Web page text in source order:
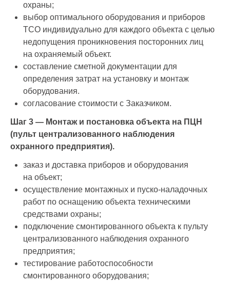
охраны;
выбор оптимального оборудования и приборов
ТСО индивидуально для каждого объекта с целью
недопущения проникновения посторонних лиц
на охраняемый объект.
составление сметной документации для
определения затрат на установку и монтаж
оборудования.
согласование стоимости с Заказчиком.
Шаг 3 — Монтаж и постановка объекта на ПЦН
(пульт централизованного наблюдения
охранного предприятия).
заказ и доставка приборов и оборудования
на объект;
осуществление монтажных и пуско-наладочных
работ по оснащению объекта техническими
средствами охраны;
подключение смонтированного объекта к пульту
централизованного наблюдения охранного
предприятия;
тестирование работоспособности
смонтированного оборудования;